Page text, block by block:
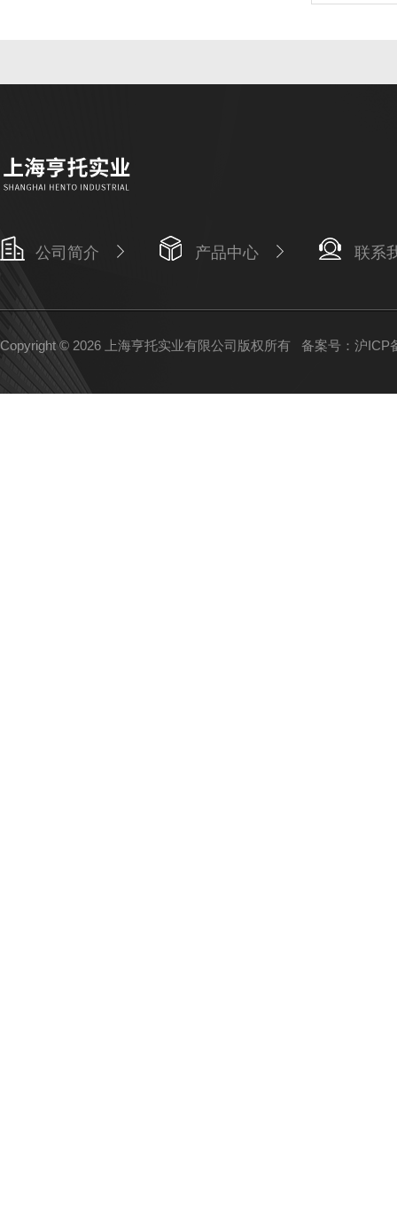
公司简介 产品中心 联系
Copyright © 2026 上海亨托实业有限公司版权所有 备案号：沪ICP